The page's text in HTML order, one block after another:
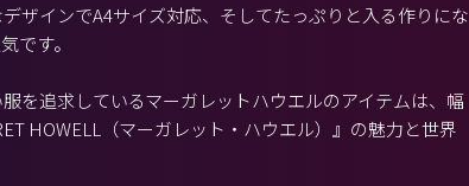
ザインでA4サイズ対応、そしてたっぷりと入る作りにな
です。
を追求しているマーガレットハウエルのアイテムは、幅
HOWELL（マーガレット・ハウエル）』の魅力と世界